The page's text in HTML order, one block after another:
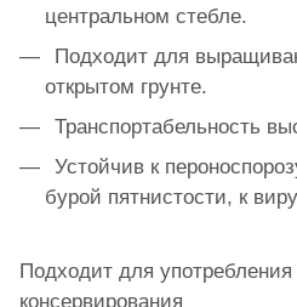
центральном стебле.
Подходит для
открытом грунте.
Транспортабельность
Устойчив к
бурой пятнистости, к
Подходит для
консервирования